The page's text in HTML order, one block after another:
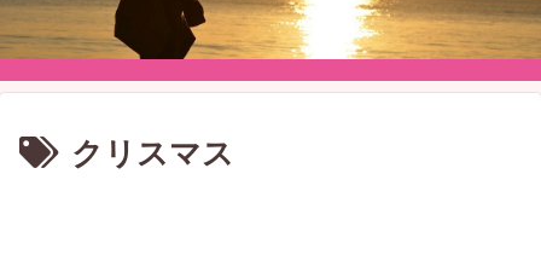
クリスマス